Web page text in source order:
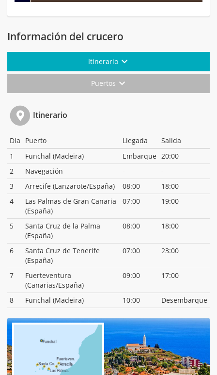
Información del crucero
Itinerario
Puertos
Itinerario
Día Puerto Llegada
Salida
1
Funchal (Madeira) Embarque 20:00
2
Navegación -
-
3
Arrecife (Lanzarote/España) 08:00
18:00
4
Las Palmas de Gran Canaria
(España)
07:00 19:00
5
Santa Cruz de la Palma
(España)
08:00 18:00
6
Santa Cruz de Tenerife
(España)
07:00 23:00
7
Fuerteventura
(Canarias/España)
09:00 17:00
8 Funchal (Madeira) 10:00 Desembarque